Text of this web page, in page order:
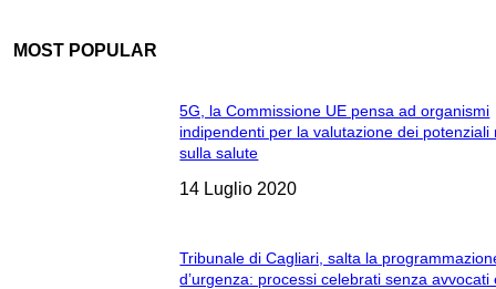
MOST POPULAR
5G, la Commissione UE pensa ad organismi
indipendenti per la valutazione dei potenziali
sulla salute
14 Luglio 2020
Tribunale di Cagliari, salta la
d’urgenza: processi celebrati senza avvocati